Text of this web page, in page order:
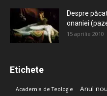
Despre
onaniei
15 aprilie 2010
Etichete
Academia de Teologie Anul nou